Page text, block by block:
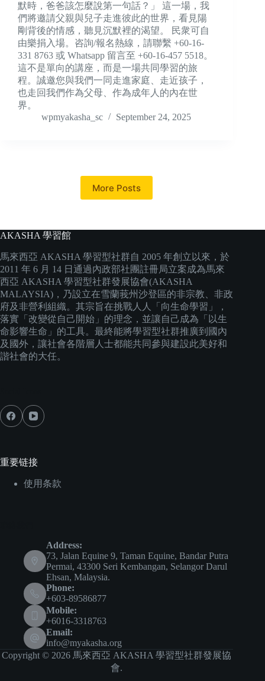
默時，爸爸該怎麼說第一句話？」 這一場，我
們將邀請父親與兒子走進彼此的世界，看見陽
剛背後的情感，聽見沉默裡的渴望。 民衆可自
由樂捐入場。咨詢/報名熱線，請聯繫 +60-16-
331 8763 或 Whatsapp 留言至 +60-16-457 5518。
這不是單向的講座，而是一場共同學習的旅
程。誠邀您與我們一同走進家庭、走近孩子，
也走回我們作為父母、作為成年人的內在世
界。
wpmyakasha_sc
September 24, 2025
More Posts
AKASHA 學習館
馬來西亞 AKASHA 學習型社群自 2005 年創立以來，於
2011 年 6 月 14 日通過內政部社團註冊局立案成為馬來
西亞 AKASHA 學習型社群發展協會(AKASHA
MALAYSIA)，乃設立在雪蘭莪州沙登區的非宗教、非政
府及非營利組織。其宗旨在挑戰人人「向生命學習」，
落實「改變從自己開始」的理念，並讓自己成為「以生
命影響生命」的工具。最終能將學習型社群推廣到國內
及國外，讓社會各階層人士都能共同參與建設此美好和
諧社會的大任。
重要链接
使用条款
Address:
73, Jalan Equine 9, Taman Equine, Bandar Putra
Permai, 43300 Seri Kembangan, Selangor Darul
Ehsan, Malaysia.
Phone:
+603-89586877
Mobile:
+6016-3318763
Email:
info@myakasha.org
Copyright © 2026 馬來西亞 AKASHA 學習型社群發展協
會.